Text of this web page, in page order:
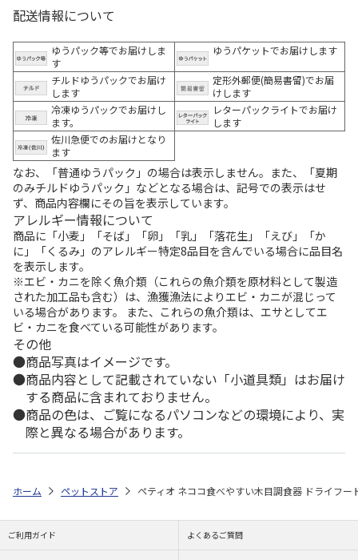
配送情報について
ゆうパック等でお届けしま
す
ゆうパケットでお届けします
チルドゆうパックでお届け
します
定形外郵便(簡易書留)でお届
けします
冷凍ゆうパックでお届けし
ます。
レターパックライトでお届け
します
佐川急便でのお届けとなり
ます
なお、「普通ゆうパック」の場合は表示しません。また、「夏期
のみチルドゆうパック」などとなる場合は、記号での表示はせ
ず、商品内容欄にその旨を表示しています。
アレルギー情報について
商品に「小麦」「そば」「卵」「乳」「落花生」「えび」「か
に」「くるみ」のアレルギー特定8品目を含んでいる場合に品目名
を表示します。
※エビ・カニを除く魚介類（これらの魚介類を原材料として製造
された加工品も含む）は、漁獲漁法によりエビ・カニが混じって
いる場合があります。 また、これらの魚介類は、エサとしてエ
ビ・カニを食べている可能性があります。
その他
商品写真はイメージです。
商品内容として記載されていない「小道具類」はお届け
する商品に含まれておりません。
商品の色は、ご覧になるパソコンなどの環境により、実
際と異なる場合があります。
ホーム ペットストア ペティオ ネココ食べやすい木目調食器 ドライフー
ご利用ガイド よくあるご質問